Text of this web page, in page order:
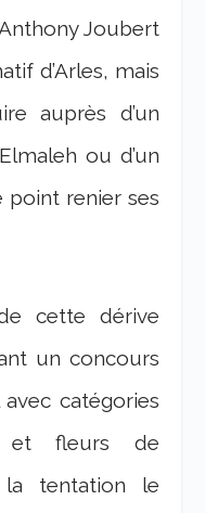
Joubert
d’Arles, mais
auprès d’un
ou d’un
point renier ses
cette dérive
un concours
catégories
et fleurs de
la tentation le